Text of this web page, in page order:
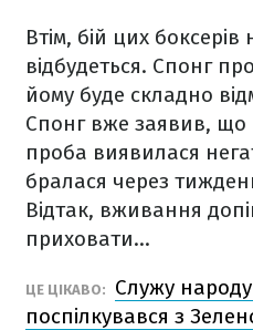
Втім, бій цих
відбудеться. Спонг
йому буде складно
Спонг вже заявив, що
проба виявилася
бралася через
Відтак, вживання
приховати…
ЦЕ ЦІКАВО:
Служу
поспілкувався з